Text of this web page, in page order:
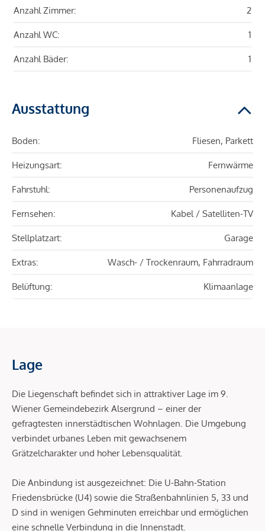
Anzahl Zimmer: 2
Anzahl WC: 1
Anzahl Bäder: 1
Ausstattung
Boden: Fliesen, Parkett
Heizungsart: Fernwärme
Fahrstuhl: Personenaufzug
Fernsehen: Kabel / Satelliten-TV
Stellplatzart: Garage
Extras: Wasch- / Trockenraum, Fahrradraum
Belüftung: Klimaanlage
Lage
Die Liegenschaft befindet sich in attraktiver Lage im 9.
Wiener Gemeindebezirk Alsergrund – einer der
gefragtesten innerstädtischen Wohnlagen. Die Umgebung
verbindet urbanes Leben mit gewachsenem
Grätzelcharakter und hoher Lebensqualität.
Die Anbindung ist ausgezeichnet: Die U-Bahn-Station
Friedensbrücke (U4) sowie die Straßenbahnlinien 5, 33 und
D sind in wenigen Gehminuten erreichbar und ermöglichen
eine schnelle Verbindung in die Innenstadt.